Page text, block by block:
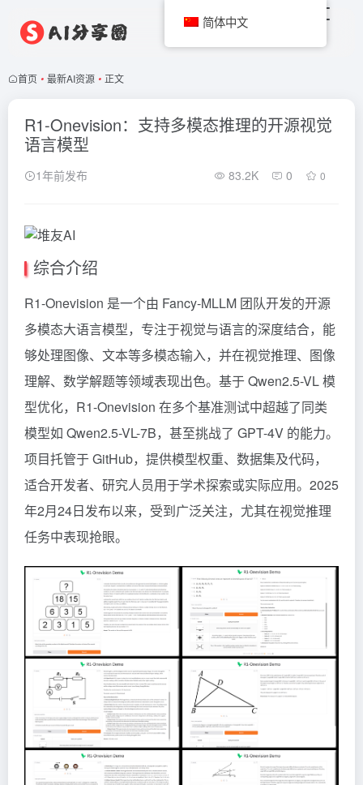
首页 • 最新AI资源 • 正文
R1-Onevision：支持多模态推理的开源视觉
语言模型
1年前发布 83.2K 0 0
综合介绍
R1-Onevision 是一个由 Fancy-MLLM 团队开发的开源
多模态大语言模型，专注于视觉与语言的深度结合，能
够处理图像、文本等多模态输入，并在视觉推理、图像
理解、数学解题等领域表现出色。基于Qwen2.5-VL模
型优化，R1-Onevision 在多个基准测试中超越了同类
模型如 Qwen2.5-VL-7B，甚至挑战了 GPT-4V 的能力。
项目托管于 GitHub，提供模型权重、数据集及代码，
适合开发者、研究人员用于学术探索或实际应用。2025
年2月24日发布以来，受到广泛关注，尤其在视觉推理
任务中表现抢眼。
简体中文